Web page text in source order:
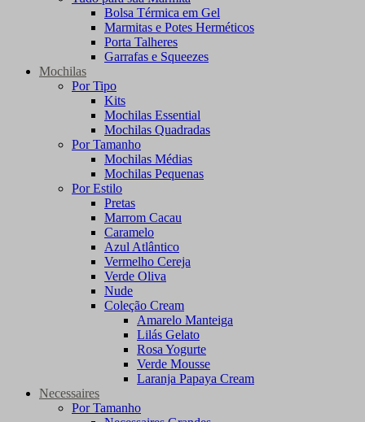
Bolsa Térmica em Gel
Marmitas e Potes Herméticos
Porta Talheres
Garrafas e Squeezes
Mochilas
Por Tipo
Kits
Mochilas Essential
Mochilas Quadradas
Por Tamanho
Mochilas Médias
Mochilas Pequenas
Por Estilo
Pretas
Marrom Cacau
Caramelo
Azul Atlântico
Vermelho Cereja
Verde Oliva
Nude
Coleção Cream
Amarelo Manteiga
Lilás Gelato
Rosa Yogurte
Verde Mousse
Laranja Papaya Cream
Necessaires
Por Tamanho